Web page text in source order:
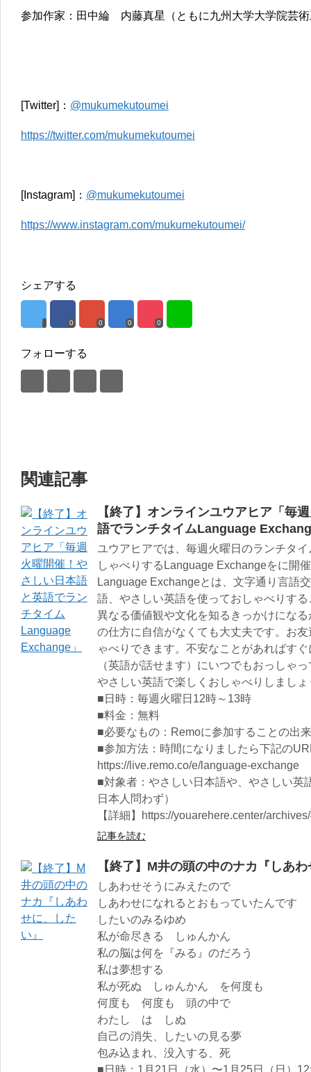
参加作家：田中綸 内藤真星（ともに九州大学大学院芸
[Twitter]： @mukumekutoumei
https://twitter.com/mukumekutoumei
[Instagram]： @mukumekutoumei
https://www.instagram.com/mukumekutoumei/
シェアする
0 0 0 0
フォローする
関連記事
【終了】オンラインユウアヒア「毎
語でランチタイムLanguage
ユウアヒアでは、毎週火曜日のランチタ
しゃべりするLanguage Exchangeをに開
Language Exchangeとは、文字通り言語
語、やさしい英語を使っておしゃべりす
異なる価値観や文化を知るきっかけにな
の仕方に自信がなくても大丈夫です。お
ゃべりできます。不安なことがあればす
（英語が話せます）にいつでもおっしゃ
やさしい英語で楽しくおしゃべりしましょ
■日時：毎週火曜日12時～13時
■料金：無料
■必要なもの：Remoに参加することの出
■参加方法：時間になりましたら下記の
https://live.remo.co/e/language-exchange
■対象者：やさしい日本語や、やさしい英
日本人問わず）
【詳細】https://youarehere.center/
記事を読む
【終了】M井の頭の中のナカ『しあ
しあわせそうにみえたので
しあわせになれるとおもっていたんです
したいのみるゆめ
私が命尽きる しゅんかん
私の脳は何を『みる』のだろう
私は夢想する
私が死ぬ しゅんかん を何度も
何度も 何度も 頭の中で
わたし は しぬ
自己の消失、したいの見る夢
包み込まれ、没入する、死
■日時：1月21日（水）〜1月25日（日）